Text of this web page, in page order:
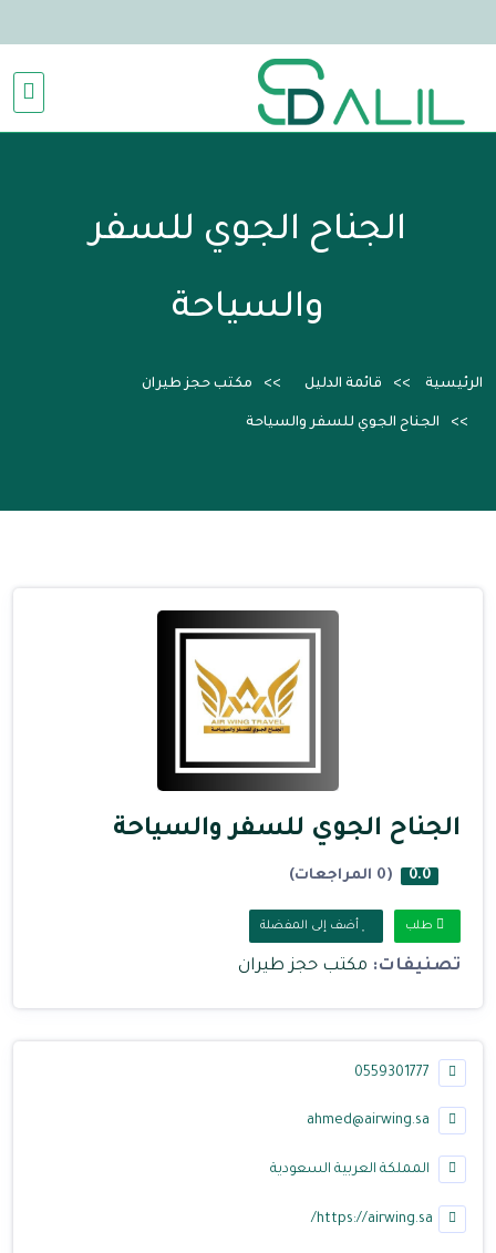
الجناح الجوي للسفر
والسياحة
الرئيسية قائمة الدليل مكتب حجز طيران
الجناح الجوي للسفر والسياحة
الجناح الجوي للسفر والسياحة
0.0 (0 المراجعات)
طلب أضف إلى المفضلة
تصنيفات: مكتب حجز طيران
ahmed@airwing.sa
المملكة العربية السعودية
https://airwing.sa/